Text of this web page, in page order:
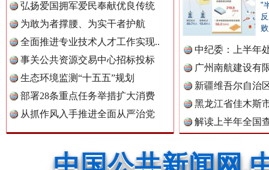
弘扬爱国拥军爱民奉献优良传统
为敢为者撑腰、为实干者护航
全面推进专业技术人才工作实现..
事关公共资源交易中心招标投标
生态环境监测“十五五”规划
部署28条重点任务举措扩大消费
从抓作风入手推进全面从严治党
"
中纪委：上半年
广州南航建设有
新疆维吾尔自治
黑龙江省佳木斯
解读上半年全国
中国公众新闻网.
中国公民新闻网.
中国公共新闻网.
红船起航处 潮起向未来 广州首